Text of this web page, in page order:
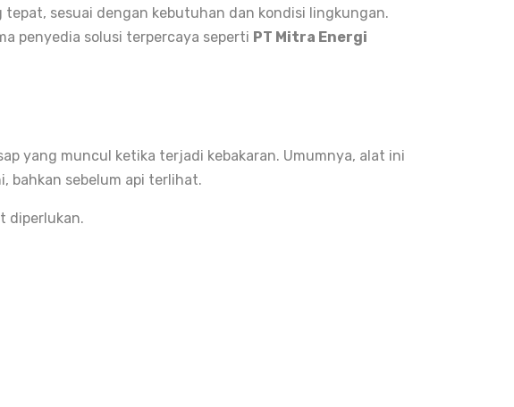
sesuai dengan kebutuhan dan kondisi lingkungan.
penyedia solusi terpercaya seperti PT Mitra Energi
yang muncul ketika terjadi kebakaran. Umumnya, alat ini
bahkan sebelum api terlihat.
diperlukan.